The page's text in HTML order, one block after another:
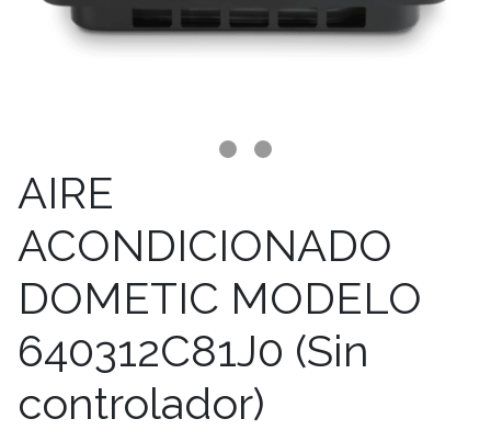
AIRE
ACONDICIONADO
DOMETIC MODELO
640312C81J0 (Sin
controlador)